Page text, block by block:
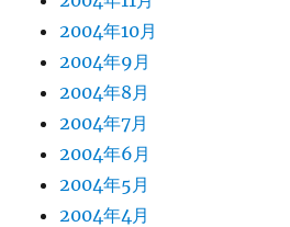
2004年10月
2004年9月
2004年8月
2004年7月
2004年6月
2004年5月
2004年4月